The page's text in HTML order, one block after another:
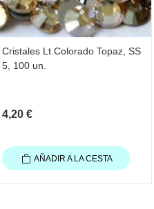
Cristales Lt.Colorado Topaz, SS
5, 100 un.
4,20 €
AÑADIR A LA CESTA